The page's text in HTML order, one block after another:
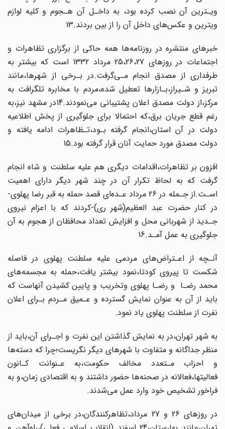
ویـترین آن نصب‌ کرده‌ بود، به داخـل آن هـجوم و کلیه لوازم
ویترین و عکس‌های داخل آن را از بین بردند.13
خبرهای منتشره در روزنامه‌ها همه حاکی از برگزاری تظاهرات و
اجتماعات در روزهای‌ 25،26،27‌ مرداد 1332 است که بیشتر به
طرفداری از مصدق انجام مـی‌گرفت.در بـرخی‌ از شهرها،مانند
تبریز و شـیراز،بـازارها تعطیل شده،مردم با مخابره تلگرافت به
مرکز،از دولت‌ مصدق اعلان‌ پشتیبانی‌ می‌نمودند.14در مشهد نیز،به
رغم قطع جریان برق،که احتمالا برای‌ جلوگیری از پخش اطلاعیه
دولت در آن استان،انجام گرفته بـود،تـظاهرات ادامه یافته و
دولت‌ مصدق مورد‌ حمایت‌ آنان قرار گرفته بود.15
افزون بر تظاهرات،اقدامات دیگری هم علیه سلطنت و شاه انجام
گرفت که به لحاظ تکرار آن در چند شهر دیگر دارای اهمیت
اسـت.از‌ جـمله‌ در 26 مرداد عـده‌ای قصد حمله به قبر رضا پهلوی-
در کنار حضرت عبد العظیم(شهر ری)-کردند که با اعزام نیروی
جـدید از شهربانی‌ محل و افزایش تعداد محافظان‌ از‌ هجوم‌ به آن
جلوگیری به عمل‌ آمـد‌.16‌
آنـچه از اعـتراض‌های مردمی علیه سلطنت پهلوی در فاصله
شکست تا پیروی کودتا،نمود بیشتر یافت،حمله به مجسمه‌های
محمد رضـا‌ ‌ ‌و رضـا‌ پهلوی‌ وتخریب و پایین کشیدن آنهاست‌ که
باید از آن‌ به‌ عنوان نمایش گسترده و عـمیق مـردم بـرای اعلان
نفرت از سلطنت پهلوی یاد نمود.
به شهر تهران،در به نمایش‌ گذاشتن‌ این‌ نفرت و اجـرای آن،باید از
منظر جداگانه و متفاوت‌ با شهرهای‌ دیگر نگریست؛چرا که دسته‌ها
و احزاب مـتعدد مخالف حکومت،به عـنوانت کـانون‌
فعالیتها،فعالانه در صحنه‌ها حضور داشتند‌ و به‌ اقتصادی‌ زمان،و به
فراخور تشخیص خود وارد عمل می‌شدند.
در روزهای 26‌ و 27‌ مرداد،تظاهرکنندگان،در برخی از میدان‌های